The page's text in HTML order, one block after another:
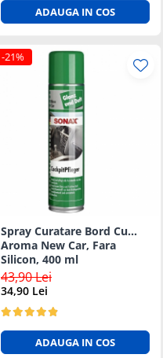
ADAUGA IN COS
-21%
Spray Curatare Bord Cu
Aroma New Car, Fara
Silicon, 400 ml
43,90 Lei
34,90 Lei
ADAUGA IN COS